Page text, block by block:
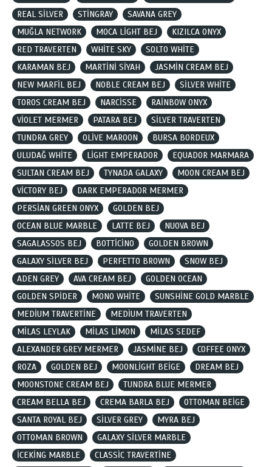
REAL SİLVER
STİNGRAY
SAVANA GREY
MUĞLA NETWORK
MOCA LİGHT BEJ
KIZILCA ONYX
RED TRAVERTEN
WHİTE SKY
SOLTO WHİTE
KARAMAN BEJ
MARTİNİ SİYAH
JASMİN CREAM BEJ
NEW MARFİL BEJ
NOBLE CREAM BEJ
SİLVER WHİTE
TOROS CREAM BEJ
NARCİSSE
RAİNBOW ONYX
VİOLET MERMER
PATARA BEJ
SİLVER TRAVERTEN
TUNDRA GREY
OLİVE MAROON
BURSA BORDEUX
ULUDAĞ WHİTE
LİGHT EMPERADOR
EQUADOR MARMARA
SULTAN CREAM BEJ
TYNADA GALAXY
MOON CREAM BEJ
VİCTORY BEJ
DARK EMPERADOR MERMER
PERSİAN GREEN ONYX
GOLDEN BEJ
OCEAN BLUE MARBLE
LATTE BEJ
NUOVA BEJ
SAGALASSOS BEJ
BOTTİCİNO
GOLDEN BROWN
GALAXY SİLVER BEJ
PERFETTO BROWN
SNOW BEJ
ADEN GREY
AVA CREAM BEJ
GOLDEN OCEAN
GOLDEN SPİDER
MONO WHİTE
SUNSHİNE GOLD MARBLE
MEDİUM TRAVERTİNE
MEDİUM TRAVERTEN
MİLAS LEYLAK
MİLAS LİMON
MİLAS SEDEF
ALEXANDER GREY MERMER
JASMİNE BEJ
COFFEE ONYX
ROZA
GOLDEN BEJ MOONLİGHT BEİGE
DREAM BEJ
MOONSTONE CREAM BEJ
TUNDRA BLUE MERMER
CREAM BELLA BEJ
CREMA BARLA BEJ
OTTOMAN BEİGE
SANTA ROYAL BEJ
SİLVER GREY
MYRA BEJ
OTTOMAN BROWN
GALAXY SİLVER MARBLE
İCEKİNG MARBLE
CLASSİC TRAVERTİNE